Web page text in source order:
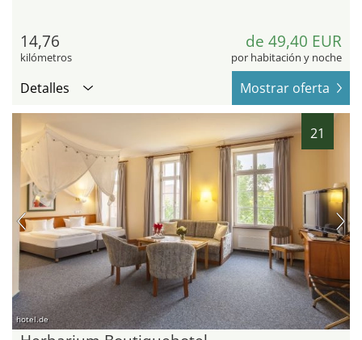
14,76
kilómetros
de 49,40 EUR
por habitación y noche
Detalles Mostrar oferta
21
hotel.de